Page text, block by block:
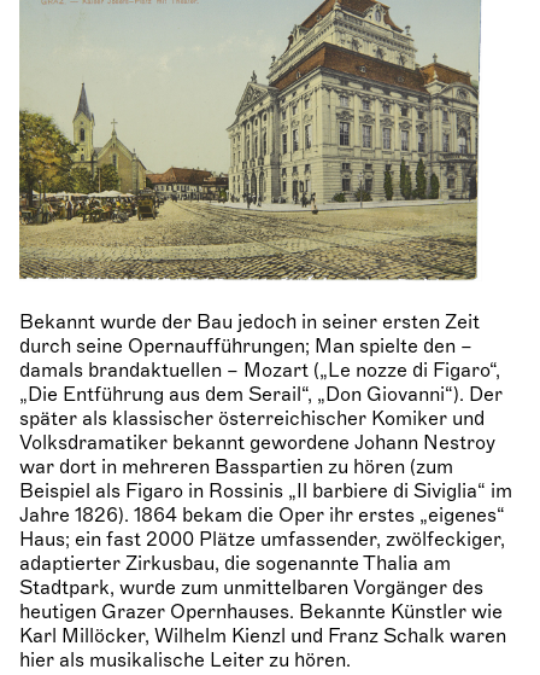
Bekannt wurde der Bau jedoch in seiner ersten Zeit
durch seine Opernaufführungen; Man spielte den –
damals brandaktuellen – Mozart („Le nozze di Figaro“,
„Die Entführung aus dem Serail“, „Don Giovanni“). Der
später als klassischer österreichischer Komiker und
Volksdramatiker bekannt gewordene Johann Nestroy
war dort in mehreren Basspartien zu hören (zum
Beispiel als Figaro in Rossinis „Il barbiere di Siviglia“ im
Jahre 1826). 1864 bekam die Oper ihr erstes „eigenes“
Haus; ein fast 2000 Plätze umfassender, zwölfeckiger,
adaptierter Zirkusbau, die sogenannte Thalia am
Stadtpark, wurde zum unmittelbaren Vorgänger des
heutigen Grazer Opernhauses. Bekannte Künstler wie
Karl Millöcker, Wilhelm Kienzl und Franz Schalk waren
hier als musikalische Leiter zu hören.